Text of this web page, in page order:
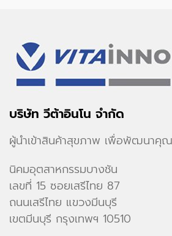
บริษัท วีต้าอินโน จำกัด
ผู้นำเข้าสินค้าสุขภาพ เพื่อพัฒนาคุ
นิคมอุตสาหกรรมบางชัน
เลขที่ 15 ซอยเสรีไทย 87
ถนนเสรีไทย แขวงมีนบุรี
เขตมีนบุรี กรุงเทพฯ 10510